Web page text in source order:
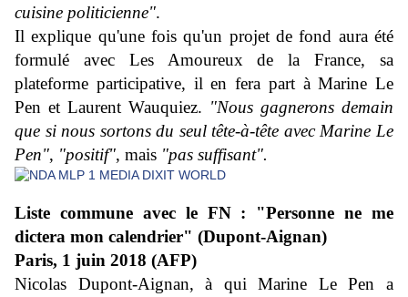
cuisine politicienne".
Il explique qu'une fois qu'un projet de fond aura été
formulé avec Les Amoureux de la France, sa
plateforme participative, il en fera part à Marine Le
Pen et Laurent Wauquiez. "Nous gagnerons demain
que si nous sortons du seul tête-à-tête avec Marine Le
Pen", "positif", mais "pas suffisant".
Liste commune avec le FN : "Personne ne me
dictera mon calendrier" (Dupont-Aignan)
Paris, 1 juin 2018 (AFP)
Nicolas Dupont-Aignan, à qui Marine Le Pen a